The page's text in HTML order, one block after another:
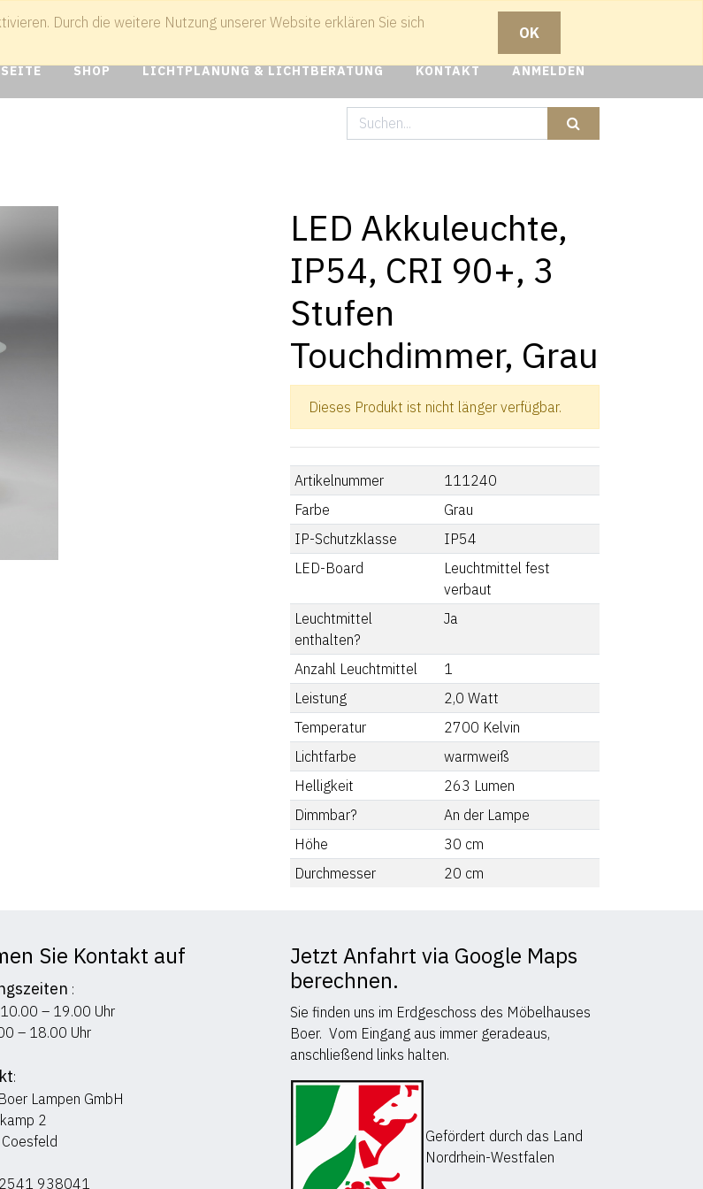
Durch die weitere Nutzung unserer Website erklären Sie sich
OK
lampen.de
SHOP LICHTPLANUNG & LICHTBERATUNG KONTAKT ANMELDEN
LED Akkuleuchte,
IP54, CRI 90+, 3
Stufen
Touchdimmer, Grau
Dieses Produkt ist nicht länger verfügbar.
Artikelnummer
111240
Farbe
Grau
IP-Schutzklasse
IP54
LED-Board
Leuchtmittel fest
verbaut
Leuchtmittel
enthalten?
Ja
Anzahl Leuchtmittel
1
Leistung
2,0 Watt
Temperatur
2700 Kelvin
Lichtfarbe
warmweiß
Helligkeit
263 Lumen
Dimmbar?
An der Lampe
Höhe
30 cm
Durchmesser
20 cm
Sie Kontakt auf
:
10.00 – 19.00 Uhr
– 18.00 Uhr
:
Lampen GmbH
2
938041
Jetzt Anfahrt via Google Maps
berechnen.
Sie finden uns im Erdgeschoss des Möbelhauses
Boer. Vom Eingang aus immer geradeaus,
anschließend links halten.
Gefördert durch das Land
Nordrhein-Westfalen